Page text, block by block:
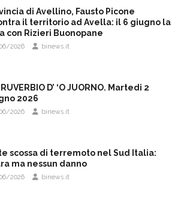
di Avellino, Fausto Picone
il territorio ad Avella: il 6 giugno la
con Rizieri Buonopane
2026 binews.it
D’ ‘O JUORNO. Martedi 2
2026
2026 binews.it
scossa di terremoto nel Sud Italia:
ma nessun danno
2026 binews.it